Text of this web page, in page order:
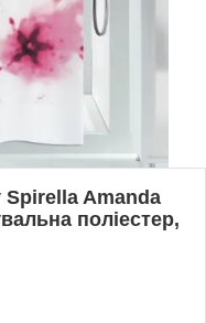
Amanda
поліестер,